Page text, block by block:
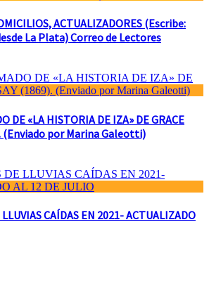
ACTUALIZADORES (Escribe:
La Plata) Correo de Lectores
DE «LA HISTORIA DE IZA» DE GRACE
(Enviado por Marina Galeotti)
CAÍDAS EN 2021- ACTUALIZADO